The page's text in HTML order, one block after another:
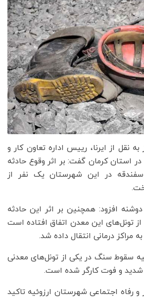
نقل از ایرنا، رییس اداره تعاون کار و
در استان کرمان گفت: بر اثر وقوع حادثه
در این شهرستان یک نفر از
دوشنه افزود: همچنین بر اثر این حادثه
تونل‌های این معدن اتفاق افتاده است
درمانی انتقال داده شد.
سقوط سنگ در یکی از تونل‌های معدنی
و فوت کارگر شده است.
و رفاه اجتماعی شهرستان ارزوئیه تاکید